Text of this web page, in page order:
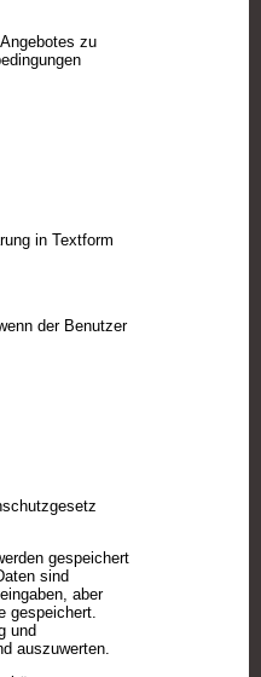
zu
in Textform
der Benutzer
gespeichert
sind
aber
gespeichert.
und
auszuwerten.